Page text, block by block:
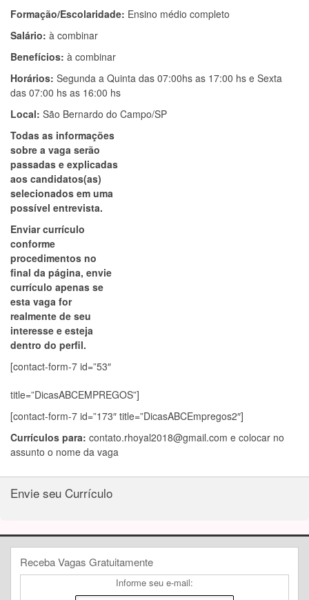
Formação/Escolaridade: Ensino médio completo
Salário: à combinar
Benefícios: à combinar
Horários: Segunda a Quinta das 07:00hs as 17:00 hs e Sexta
das 07:00 hs as 16:00 hs
Local: São Bernardo do Campo/SP
Todas as informações
sobre a vaga serão
passadas e explicadas
aos candidatos(as)
selecionados em uma
possível entrevista.
Enviar currículo
conforme
procedimentos no
final da página, envie
currículo apenas se
esta vaga for
realmente de seu
interesse e esteja
dentro do perfil.
[contact-form-7 id=”53″
title=”DicasABCEMPREGOS”]
[contact-form-7 id=”173″ title=”DicasABCEmpregos2″]
Currículos para: contato.rhoyal2018@gmail.com e colocar no
assunto o nome da vaga
Envie seu Currículo
Receba Vagas Gratuitamente
Informe seu e-mail: